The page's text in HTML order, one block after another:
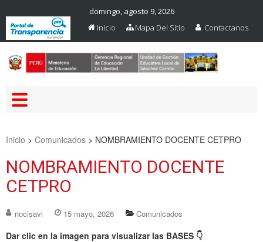
domingo, agosto 9, 2026
Inicio
Mapa Del Sitio Contactanos
Inicio > Comunicados > NOMBRAMIENTO DOCENTE CETPRO
NOMBRAMIENTO DOCENTE
CETPRO
nocisavi 15 mayo, 2026 Comunicados
Dar clic en la imagen para visualizar las BASES 👇